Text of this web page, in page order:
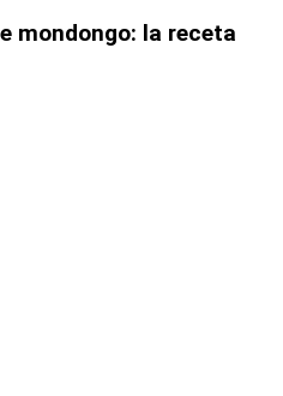
mondongo: la receta